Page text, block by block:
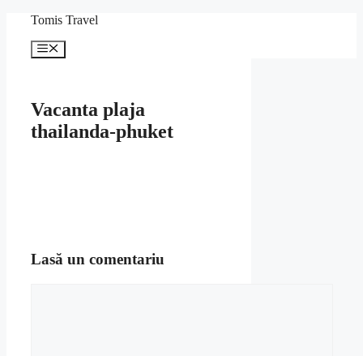
conținut
Tomis Travel
Meniu
Vacanta plaja
thailanda-phuket
Lasă un comentariu